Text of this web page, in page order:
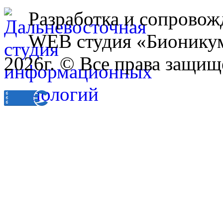
Разработка и
WEB студия
2026г. © Все права